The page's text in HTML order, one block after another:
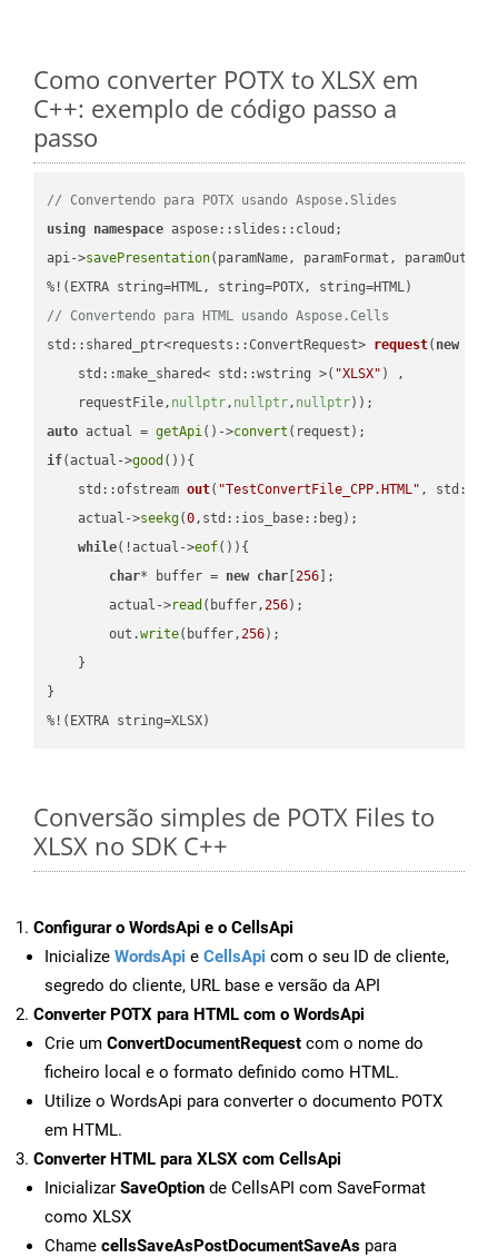
Como converter POTX to XLSX em
C++: exemplo de código passo a
passo
// Convertendo para POTX usando Aspose.Slides
using namespace aspose::slides::cloud;
api->savePresentation(paramName, paramFormat,
// Convertendo para HTML usando Aspose.Cells
std::shared_ptr<requests::ConvertRequest> request( new
    std::make_shared< std::wstring >(
"XLSX" ) ,
    requestFile,
nullptr, nullptr, nullptr))
auto actual = getApi()->convert
if(actual->good ()){
std::ofstream out( "TestConvertFile_CPP.HTML" ,
    actual->
seekg(0,std::ios_base::beg);
while(!actual->eof()){
char* buffer = new char [256 ];
        actual->
read (buffer,256);
        out.
write(buffer,256);
    }
}
%!(EXTRA string=XLSX)
Conversão simples de POTX Files to
XLSX no SDK C++
Configurar o WordsApi e o CellsApi
Inicialize WordsApi e CellsApi com o seu ID de cliente,
segredo do cliente, URL base e versão da API
Converter POTX para HTML com o WordsApi
Crie um ConvertDocumentRequest com o nome do
ficheiro local e o formato definido como HTML.
Utilize o WordsApi para converter o documento POTX
em HTML.
Converter HTML para XLSX com CellsApi
Inicializar SaveOption de CellsAPI com SaveFormat
como XLSX
Chame cellsSaveAsPostDocumentSaveAs para